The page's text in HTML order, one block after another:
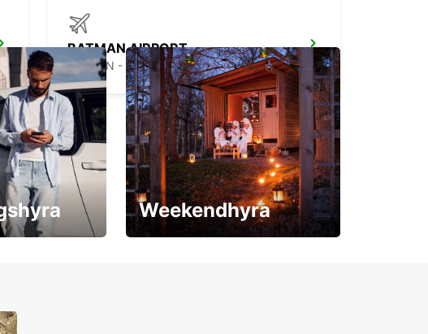
BATMAN AIRPORT
BATMAN - TURKEY
Weekendhyra